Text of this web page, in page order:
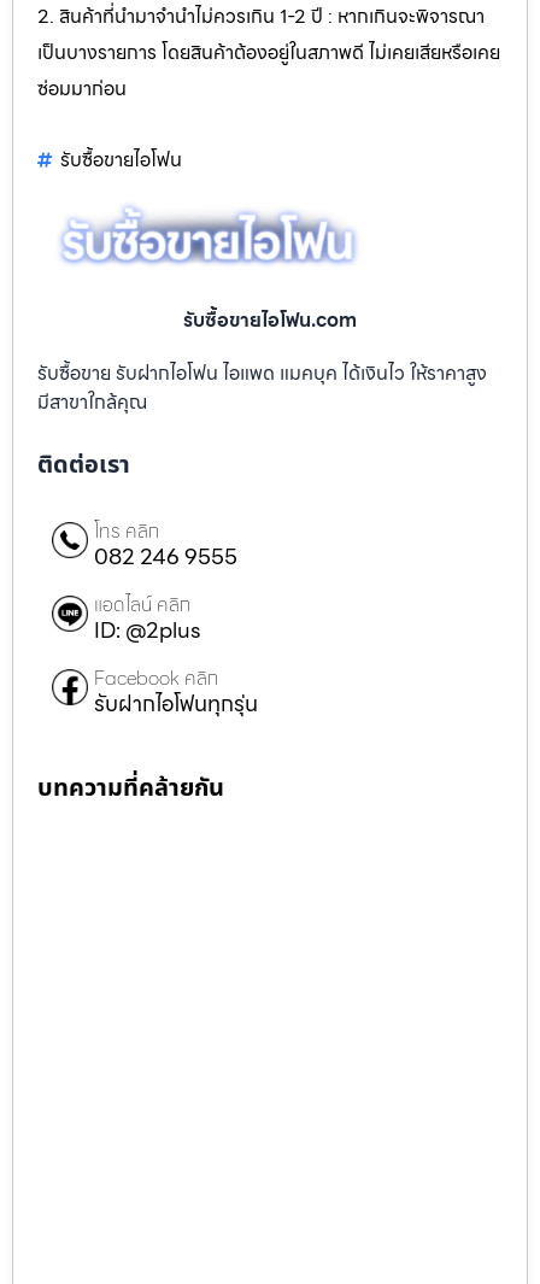
2. สินค้าที่นำมาจำนำไม่ควรเกิน 1-2 ปี : หากเกินจะพิจารณา
เป็นบางรายการ โดยสินค้าต้องอยู่ในสภาพดี ไม่เคยเสียหรือเคย
ซ่อมมาก่อน
รับซื้อขายไอโฟน
รับซื้อขายไอโฟน.com
รับซื้อขาย รับฝากไอโฟน ไอแพด แมคบุค ได้เงินไว ให้ราคาสูง
มีสาขาใกล้คุณ
ติดต่อเรา
โทร คลิก
082 246 9555
แอดไลน์ คลิก
ID: @2plus
Facebook คลิก
รับฝากไอโฟนทุกรุ่น
บทความที่คล้ายกัน